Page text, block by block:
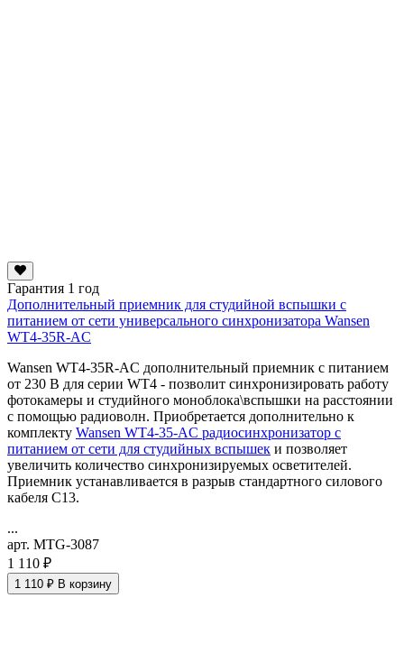
Гарантия 1 год
Дополнительный приемник для студийной вспышки с
питанием от сети универсального синхронизатора Wansen
WT4-35R-AC
Wansen WT4-35R-AC дополнительный приемник с питанием
от 230 В для серии WT4 - позволит синхронизировать работу
фотокамеры и студийного моноблока\вспышки на расстоянии
с помощью радиоволн. Приобретается дополнительно к
комплекту Wansen WT4-35-AC радиосинхронизатор с
питанием от сети для студийных вспышек и позволяет
увеличить количество синхронизируемых осветителей.
Приемник устанавливается в разрыв стандартного силового
кабеля C13.
...
арт. MTG-3087
1 110 ₽
1 110 ₽ В корзину